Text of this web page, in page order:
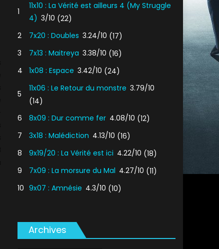
1
11x10 : La Vérité est ailleurs 4 (My Struggle
4) 3/10 (22)
2
7x20 : Doubles 3.24/10 (17)
3
7x13 : Maitreya 3.38/10 (16)
4
1x08 : Espace 3.42/10 (24)
5
11x06 : Le Retour du monstre 3.79/10
(14)
6
8x09 : Dur comme fer 4.08/10 (12)
7
3x18 : Malédiction 4.13/10 (16)
8
9x19/20 : La Vérité est ici 4.22/10 (18)
9
7x09 : La morsure du Mal 4.27/10 (11)
10 9x07 : Amnésie 4.3/10 (10)
Archives